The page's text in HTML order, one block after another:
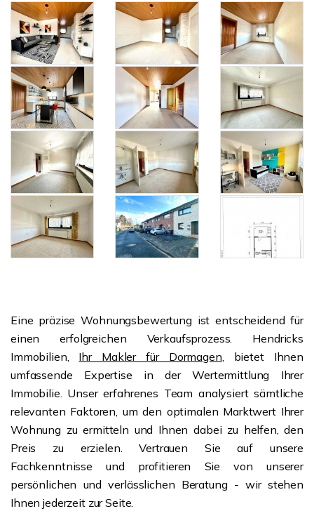
Eine präzise Wohnungsbewertung ist entscheidend für
einen erfolgreichen Verkaufsprozess. Hendricks
Immobilien, Ihr Makler für Dormagen, bietet Ihnen
umfassende Expertise in der Wertermittlung Ihrer
Immobilie. Unser erfahrenes Team analysiert sämtliche
relevanten Faktoren, um den optimalen Marktwert Ihrer
Wohnung zu ermitteln und Ihnen dabei zu helfen, den
Preis zu erzielen. Vertrauen Sie auf unsere
Fachkenntnisse und profitieren Sie von unserer
persönlichen und verlässlichen Beratung - wir stehen
Ihnen jederzeit zur Seite.